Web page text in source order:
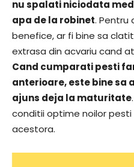
nu spalati niciodata
apa de la robinet. Pentru
benefice, ar fi bine sa
extrasa din acvariu cand
Cand cumparati pesti
anterioare, este bine sa
ajuns deja la maturitate
conditii optime noilor pesti
acestora.